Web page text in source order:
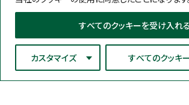
カスタマイズ すべてのクッキ
すべてのクッキーを受け入れる